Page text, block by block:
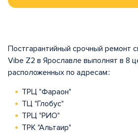
Постгарантийный срочный ремонт
Vibe Z2 в Ярославле выполнят в 8
расположенных по адресам::
ТРЦ "Фараон"
ТЦ "Глобус"
ТРЦ "РИО"
ТРК "Альтаир"